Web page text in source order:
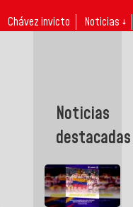
Chávez invicto Noticias ↓
Noticias
destacadas